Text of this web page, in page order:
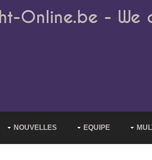
Online.be - We
NOUVELLES EQUIPE